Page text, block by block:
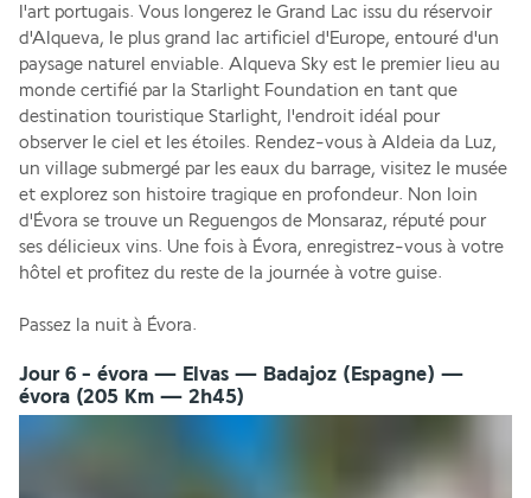
l'art portugais. Vous longerez le Grand Lac issu du réservoir
d'Alqueva, le plus grand lac artificiel d'Europe, entouré d'un
paysage naturel enviable. Alqueva Sky est le premier lieu au
monde certifié par la Starlight Foundation en tant que
destination touristique Starlight, l'endroit idéal pour
observer le ciel et les étoiles. Rendez-vous à Aldeia da Luz,
un village submergé par les eaux du barrage, visitez le musée
et explorez son histoire tragique en profondeur. Non loin
d'Évora se trouve un Reguengos de Monsaraz, réputé pour
ses délicieux vins. Une fois à Évora, enregistrez-vous à votre
hôtel et profitez du reste de la journée à votre guise.
Passez la nuit à Évora.
Jour 6 - évora — Elvas — Badajoz (Espagne) —
évora (205 Km — 2h45)